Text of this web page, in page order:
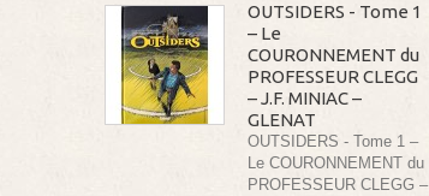
OUTSIDERS - Tome 1
– Le
COURONNEMENT du
PROFESSEUR CLEGG
– J.F. MINIAC –
GLENAT
OUTSIDERS - Tome 1 –
Le COURONNEMENT du
PROFESSEUR CLEGG –